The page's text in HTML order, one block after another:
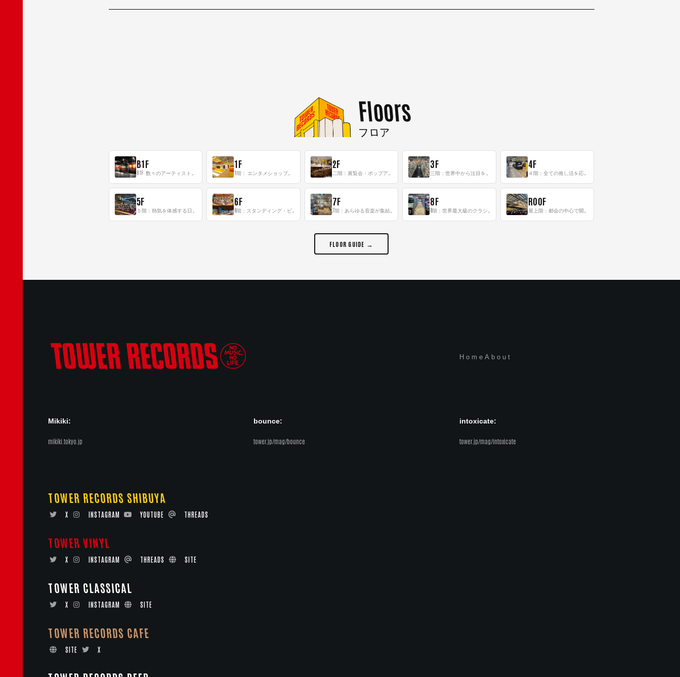
Floors
フロア
B1F 1F
1階： エンタメショップならではのイマーシブ空間
2F 3F 4F
４階：全ての推し活を応援するフロア！
5F 6F 7F
7階：あらゆる音楽が集結する最多ジャンルフロア！
8F ROOF
FLOOR GUIDE →
Home About
Mikiki:
mikiki.tokyo.jp
bounce:
tower.jp/mag/bounce
intoxicate:
tower.jp/mag/intoxicate
TOWER RECORDS SHIBUYA
X INSTAGRAM YOUTUBE THREADS
TOWER VINYL
X INSTAGRAM THREADS SITE
TOWER CLASSICAL
X INSTAGRAM SITE
TOWER RECORDS CAFE
SITE X